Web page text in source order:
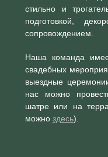
стильно и
подготовкой,
сопровождением.
Наша команда
свадебных
выездные
нас можно
шатре или на
можно здесь).